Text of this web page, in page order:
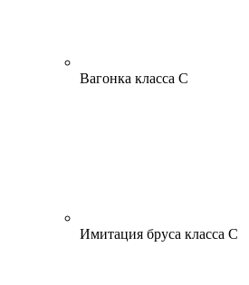
Вагонка класса С
Имитация бруса класса С